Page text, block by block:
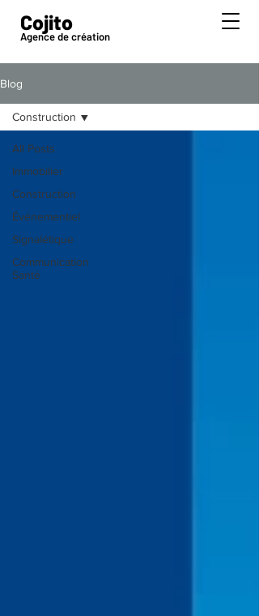
Cojito
Agence de création
Blog
All Posts
Immobilier
Construction
Événementiel
Signalétique
Communication
Santé
Construction